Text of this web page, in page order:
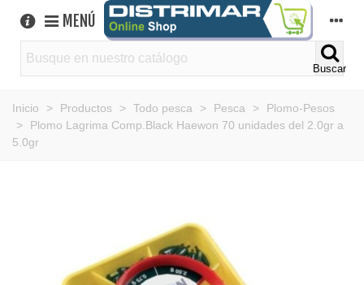
MENÚ
Buscar
Inicio > Productos > Todo pesca > Pesca >
Plomo-Pesos
>
Plomo Lagrima Comp.Black Haewon 70 unidades del 2.0gr a
5.0gr